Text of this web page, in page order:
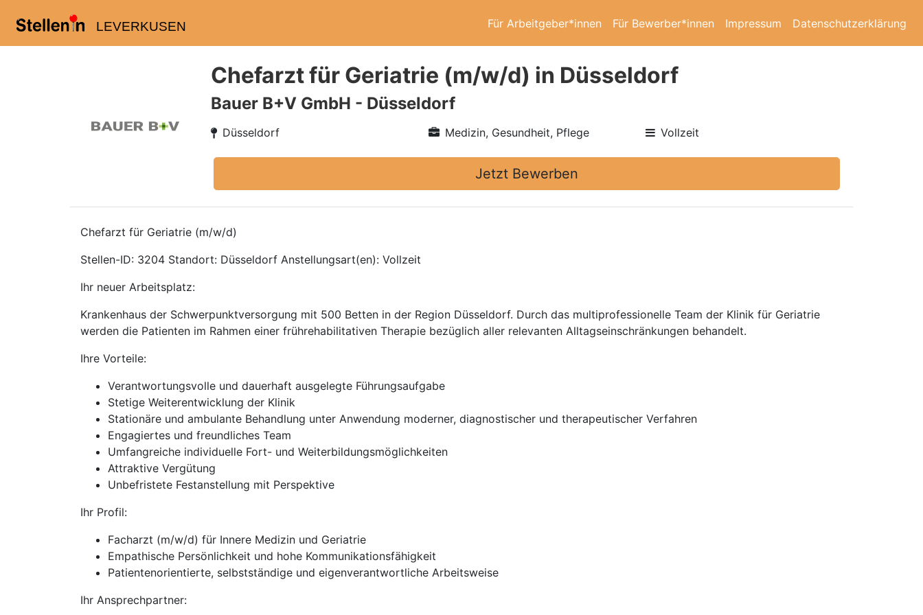
LEVERKUSEN Für Arbeitgeber*innen Für Bewerber*innen Impressum Datenschutzerklärung
Chefarzt für Geriatrie (m/w/d) in Düsseldorf
Bauer B+V GmbH - Düsseldorf
Düsseldorf Medizin, Gesundheit, Pflege Vollzeit
Jetzt Bewerben
Chefarzt für Geriatrie (m/w/d)
Stellen-ID: 3204 Standort: Düsseldorf Anstellungsart(en): Vollzeit
Ihr neuer Arbeitsplatz:
Krankenhaus der Schwerpunktversorgung mit 500 Betten in der Region Düsseldorf. Durch das multiprofessionelle Team der Klinik für Geriatrie
werden die Patienten im Rahmen einer frührehabilitativen Therapie bezüglich aller relevanten Alltagseinschränkungen behandelt.
Ihre Vorteile:
Verantwortungsvolle und dauerhaft ausgelegte Führungsaufgabe
Stetige Weiterentwicklung der Klinik
Stationäre und ambulante Behandlung unter Anwendung moderner, diagnostischer und therapeutischer Verfahren
Engagiertes und freundliches Team
Umfangreiche individuelle Fort- und Weiterbildungsmöglichkeiten
Attraktive Vergütung
Unbefristete Festanstellung mit Perspektive
Ihr Profil:
Facharzt (m/w/d) für Innere Medizin und Geriatrie
Empathische Persönlichkeit und hohe Kommunikationsfähigkeit
Patientenorientierte, selbstständige und eigenverantwortliche Arbeitsweise
Ihr Ansprechpartner: